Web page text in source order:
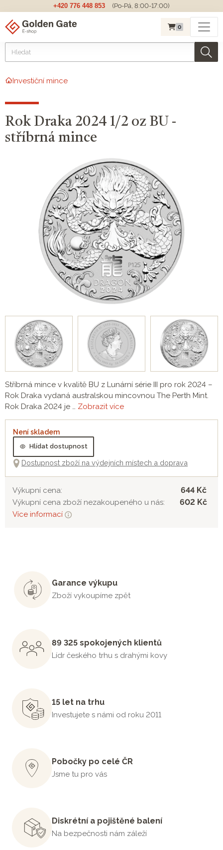
+420 776 448 853 (Po-Pá, 8:00-17:00)
0
Investiční mince
Rok Draka 2024 1/2 oz BU -
stříbrná mince
Stříbrná mince v kvalitě BU z Lunární série III pro rok 2024 –
Rok Draka vydaná australskou mincovnou The Perth Mint.
Rok Draka 2024 je … Zobrazit více
Není skladem
Hlídat dostupnost
Dostupnost zboží na výdejních místech a doprava
Výkupní cena: 644 Kč
Výkupní cena zboží nezakoupeného u nás: 602 Kč
Více informací
Garance výkupu
Zboží vykoupíme zpět
89 325 spokojených klientů
Lídr českého trhu s drahými kovy
15 let na trhu
Investujete s námi od roku 2011
Pobočky po celé ČR
Jsme tu pro vás
Diskrétní a pojištěné balení
Na bezpečnosti nám záleží